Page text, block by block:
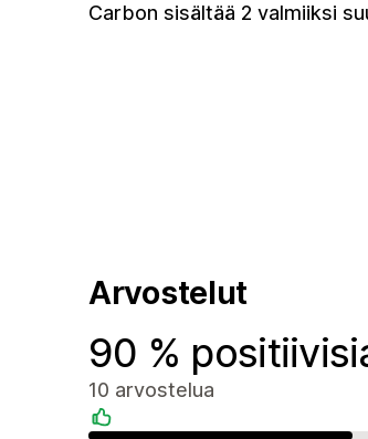
Carbon sisältää 2 valmiiksi
Arvostelut
90 %
10 arvostelua